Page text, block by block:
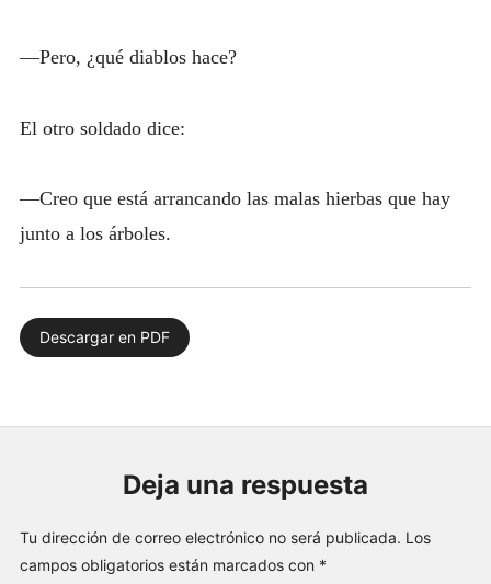
—Pero, ¿qué diablos hace?
El otro soldado dice:
—Creo que está arrancando las malas hierbas que hay
junto a los árboles.
Descargar en PDF
Deja una respuesta
Tu dirección de correo electrónico no será publicada. Los
campos obligatorios están marcados con *